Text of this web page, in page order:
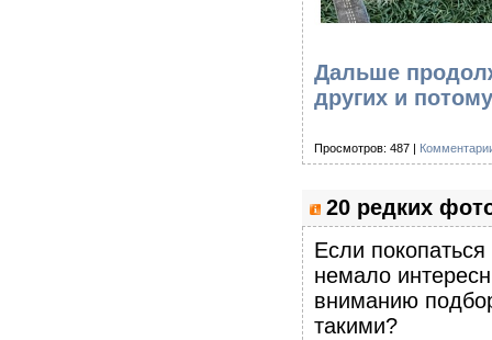
Дальше
других и
Просмотров: 487 |
20 редких
Если
немало
вниманию
такими?